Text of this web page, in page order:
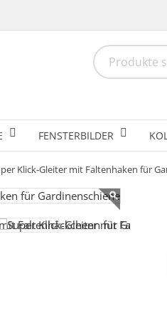
FENSTERBILDER
Klick-Gleiter mit Faltenhaken für